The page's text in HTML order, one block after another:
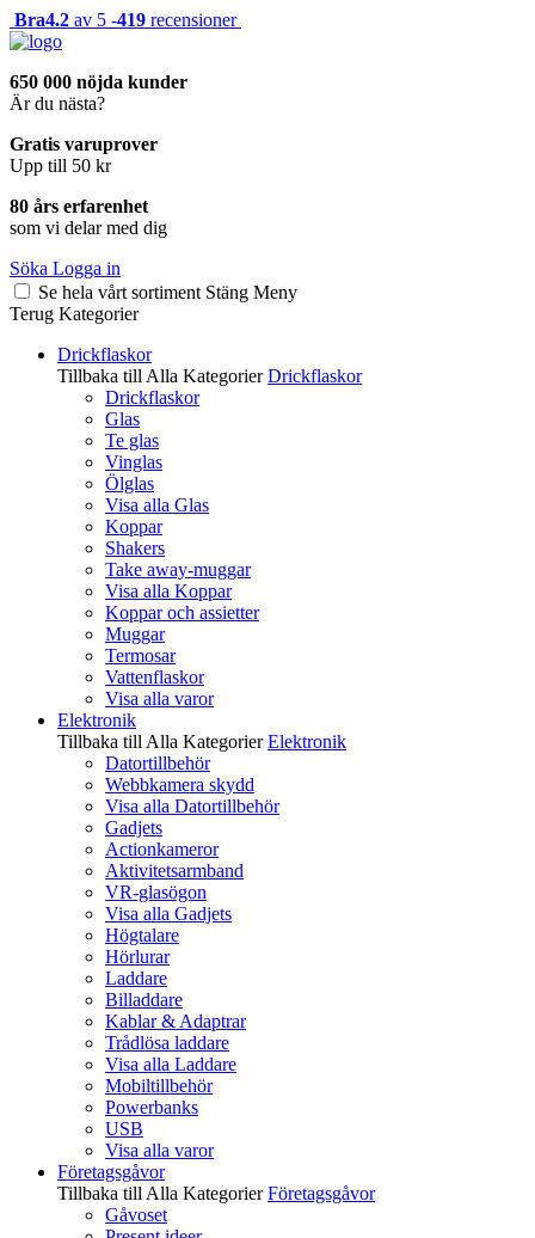
Bra4.2 av 5 -419 recensioner
650 000 nöjda kunder
Är du nästa?
Gratis varuprover
Upp till 50 kr
80 års erfarenhet
som vi delar med dig
Söka Logga in
Se hela vårt sortiment Stäng Meny
Terug Kategorier
Drickflaskor
Tillbaka till Alla Kategorier Drickflaskor
Drickflaskor
Glas
Te glas
Vinglas
Ölglas
Visa alla Glas
Koppar
Shakers
Take away-muggar
Visa alla Koppar
Koppar och assietter
Muggar
Termosar
Vattenflaskor
Visa alla varor
Elektronik
Tillbaka till Alla Kategorier Elektronik
Datortillbehör
Webbkamera skydd
Visa alla Datortillbehör
Gadjets
Actionkameror
Aktivitetsarmband
VR-glasögon
Visa alla Gadjets
Högtalare
Hörlurar
Laddare
Billaddare
Kablar & Adaptrar
Trådlösa laddare
Visa alla Laddare
Mobiltillbehör
Powerbanks
USB
Visa alla varor
Företagsgåvor
Tillbaka till Alla Kategorier Företagsgåvor
Gåvoset